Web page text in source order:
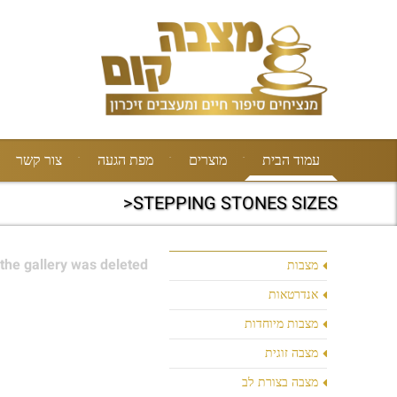
עמוד הבית מוצרים מפת הגעה צור קשר
STEPPING STONES SIZES<
מצבות
אנדרטאות
מצבות מיוחדות
מצבה זוגית
מצבה בצורת לב
gallery was deleted.